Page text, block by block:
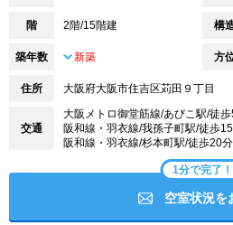
階 2階/15階建 構
築年数 新築 方
住所 大阪府大阪市住吉区苅田９丁目
交通
大阪メトロ御堂筋線/あびこ駅/徒
阪和線・羽衣線/我孫子町駅/徒歩
阪和線・羽衣線/杉本町駅/徒歩20分
1分で完了！
空室状況を